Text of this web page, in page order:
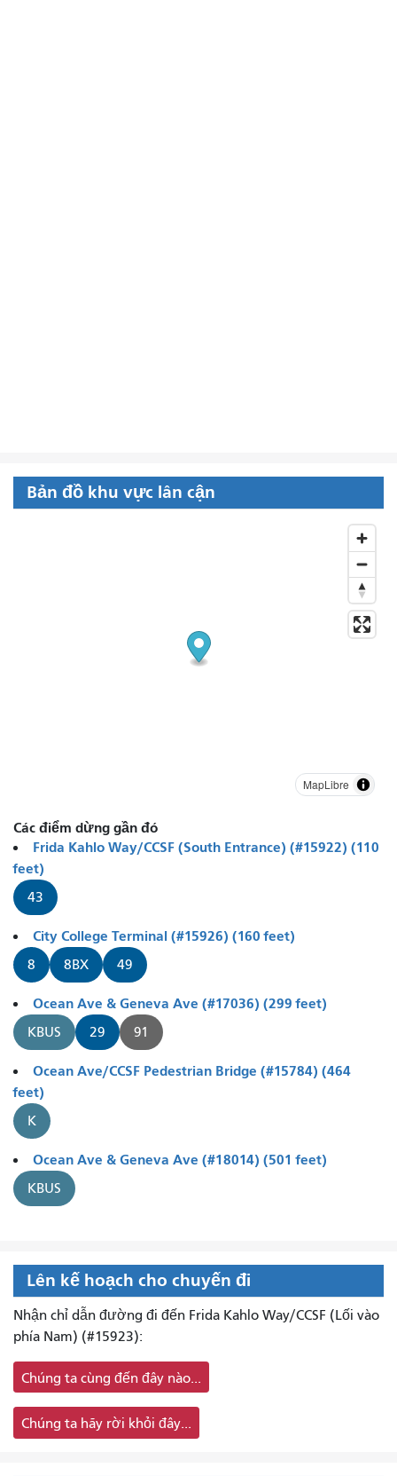
Bản đồ khu vực lân cận
MapLibre
Các điểm dừng gần đó
Frida Kahlo Way/CCSF (South Entrance) (#15922) (110
feet)
43
City College Terminal (#15926) (160 feet)
8 8BX 49
Ocean Ave & Geneva Ave (#17036) (299 feet)
KBUS 29 91
Ocean Ave/CCSF Pedestrian Bridge (#15784) (464
feet)
K
Ocean Ave & Geneva Ave (#18014) (501 feet)
KBUS
Lên kế hoạch cho chuyến đi
Nhận chỉ dẫn đường đi đến Frida Kahlo Way/CCSF (Lối vào
phía Nam) (#15923):
Chúng ta cùng đến đây nào...
Chúng ta hãy rời khỏi đây...